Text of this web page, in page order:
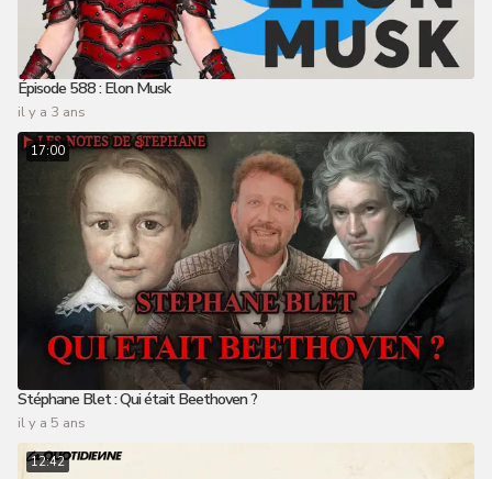
Épisode 588 : Elon Musk
il y a 3 ans
17:00
Stéphane Blet : Qui était Beethoven ?
il y a 5 ans
12:42